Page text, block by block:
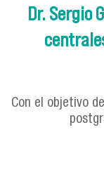
Dr. Sergio
Con el objetivo